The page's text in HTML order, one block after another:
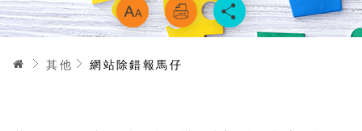
首頁其他 網站除錯報馬仔